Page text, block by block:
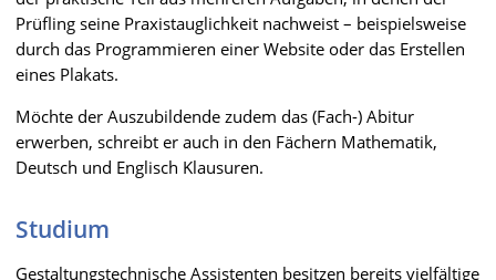
Prüfling seine Praxistauglichkeit nachweist – beispielsweise
durch das Programmieren einer Website oder das Erstellen
eines Plakats.
Möchte der Auszubildende zudem das (Fach-) Abitur
erwerben, schreibt er auch in den Fächern Mathematik,
Deutsch und Englisch Klausuren.
Studium
Gestaltungstechnische Assistenten besitzen bereits vielfältige